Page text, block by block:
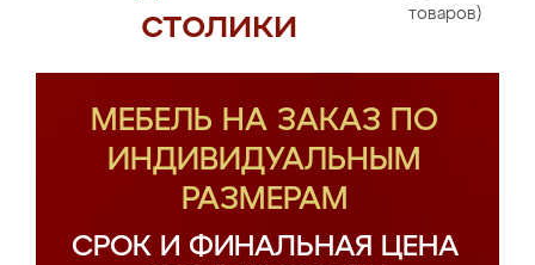
столики
товаров)
МЕБЕЛЬ НА ЗАКАЗ ПО
ИНДИВИДУАЛЬНЫМ
РАЗМЕРАМ
СРОК И ФИНАЛЬНАЯ ЦЕНА